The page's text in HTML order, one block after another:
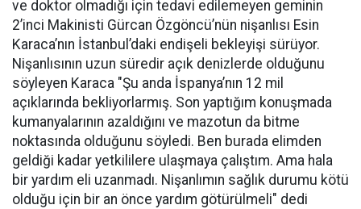
ve doktor olmadığı için tedavi edilemeyen geminin
2’inci Makinisti Gürcan Özgöncü’nün nişanlısı Esin
Karaca’nın İstanbul’daki endişeli bekleyişi sürüyor.
Nişanlısının uzun süredir açık denizlerde olduğunu
söyleyen Karaca "Şu anda İspanya’nın 12 mil
açıklarında bekliyorlarmış. Son yaptığım konuşmada
kumanyalarının azaldığını ve mazotun da bitme
noktasında olduğunu söyledi. Ben burada elimden
geldiği kadar yetkililere ulaşmaya çalıştım. Ama hala
bir yardım eli uzanmadı. Nişanlımın sağlık durumu kötü
olduğu için bir an önce yardım götürülmeli" dedi